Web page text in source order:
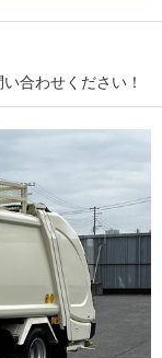
合わせください！